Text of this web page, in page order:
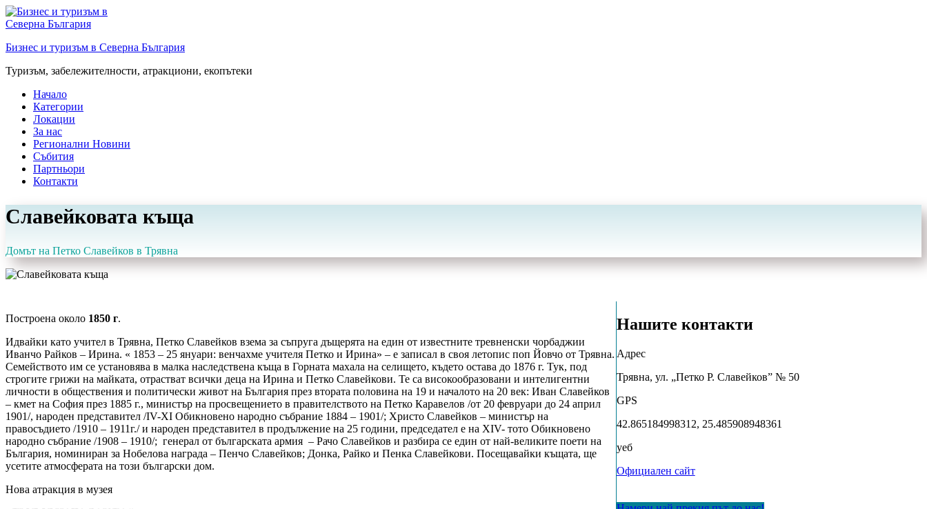
Преминете
към
Бизнес и туризъм в Северна България
Туризъм, забележителности, атракциони, екопътеки
Начало
Категории
Локации
За нас
Регионални Новини
Събития
Партньори
Контакти
Славейковата къща
Домът на Петко Славейков в Трявна
Построена около 1850 г.
Идвайки като учител в Трявна, Петко Славейков взема за съпруга дъщерята на един от известните тревненски чорбаджии
Иванчо Райков – Ирина. « 1853 – 25 януари: венчахме учителя Петко и Ирина» – е записал в своя летопис поп Йовчо от Трявна.
Семейството им се установява в малка наследствена къща в Горната махала на селището, където остава до 1876 г. Тук, под
строгите грижи на майката, отрастват всички деца на Ирина и Петко Славейкови. Те са високообразовани и интелигентни
личности в обществения и политически живот на България през втората половина на 19 и началото на 20 век: Иван Славейков
– кмет на София през 1885 г., министър на просвещението в правителството на Петко Каравелов /от 20 февруари до 24 април
1901/, народен представител /IV-XI Обикновено народно събрание 1884 – 1901/; Христо Славейков – министър на
правосъдието /1910 – 1911г./ и народен представител в продължение на 25 години, председател е на ХIV- тото Обикновено
народно събрание /1908 – 1910/; генерал от българската армия – Рачо Славейков и разбира се един от най-великите поети на
България, номиниран за Нобелова награда – Пенчо Славейков; Донка, Райко и Пенка Славейкови. Посещавайки къщата, ще
усетите атмосферата на този български дом.
Нова атракция в музея
Нашите контакти
Адрес
Трявна, ул. „Петко Р. Славейков” № 50
GPS
42.865184998312, 25.485908948361
уеб
Официален сайт